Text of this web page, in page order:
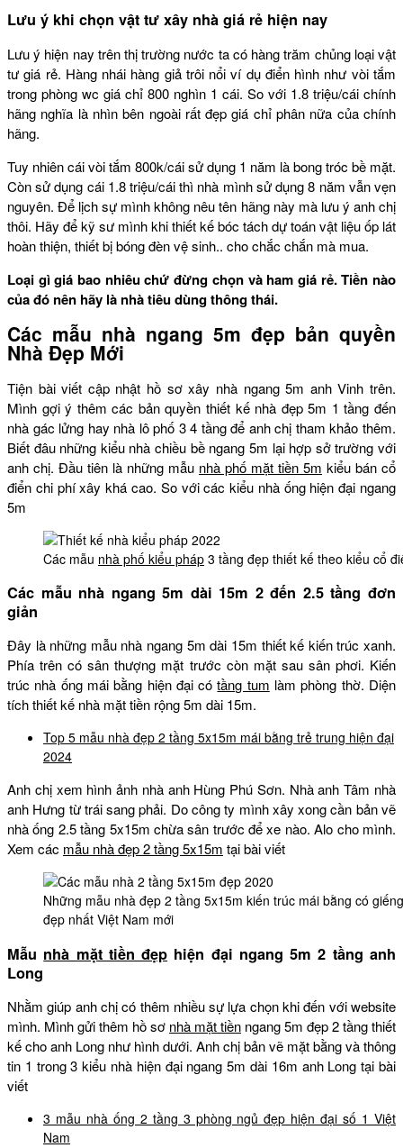
Lưu ý khi chọn vật tư xây nhà giá rẻ hiện nay
Lưu ý hiện nay trên thị trường nước ta có hàng trăm chủng loại vật
tư giá rẻ. Hàng nhái hàng giả trôi nổi ví dụ điển hình như vòi tắm
trong phòng wc giá chỉ 800 nghìn 1 cái. So với 1.8 triệu/cái chính
hãng nghĩa là nhìn bên ngoài rất đẹp giá chỉ phân nữa của chính
hãng.
Tuy nhiên cái vòi tắm 800k/cái sử dụng 1 năm là bong tróc bề mặt.
Còn sử dụng cái 1.8 triệu/cái thì nhà mình sử dụng 8 năm vẫn vẹn
nguyên. Để lịch sự mình không nêu tên hãng này mà lưu ý anh chị
thôi. Hãy để kỹ sư mình khi thiết kế bóc tách dự toán vật liệu ốp lát
hoàn thiện, thiết bị bóng đèn vệ sinh.. cho chắc chắn mà mua.
Loại gì giá bao nhiêu chứ đừng chọn và ham giá rẻ. Tiền nào
của đó nên hãy là nhà tiêu dùng thông thái.
Các mẫu nhà ngang 5m đẹp bản quyền
Nhà Đẹp Mới
Tiện bài viết cập nhật hồ sơ xây nhà ngang 5m anh Vinh trên.
Mình gợi ý thêm các bản quyền thiết kế nhà đẹp 5m 1 tầng đến
nhà gác lửng hay nhà lô phố 3 4 tầng để anh chị tham khảo thêm.
Biết đâu những kiểu nhà chiều bề ngang 5m lại hợp sở trường với
anh chị. Đầu tiên là những mẫu nhà phố mặt tiền 5m kiểu bán cổ
điển chi phí xây khá cao. So với các kiểu nhà ống hiện đại ngang
5m
Các mẫu nhà phố kiểu pháp 3 tầng đẹp thiết kế theo kiểu cổ
Các mẫu nhà ngang 5m dài 15m 2 đến 2.5 tầng đơn
giản
Đây là những mẫu nhà ngang 5m dài 15m thiết kế kiến trúc xanh.
Phía trên có sân thượng mặt trước còn mặt sau sân phơi. Kiến
trúc nhà ống mái bằng hiện đại cótầng tum làm phòng thờ. Diện
tích thiết kế nhà mặt tiền rộng 5m dài 15m.
Top 5 mẫu nhà đẹp 2 tầng 5x15m mái bằng trẻ trung hiện đại
2024
Anh chị xem hình ảnh nhà anh Hùng Phú Sơn. Nhà anh Tâm nhà
anh Hưng từ trái sang phải. Do công ty mình xây xong cần bản vẽ
nhà ống 2.5 tầng 5x15m chừa sân trước để xe nào. Alo cho mình.
Xem các mẫu nhà đẹp 2 tầng 5x15m tại bài viết
Những mẫu nhà đẹp 2 tầng 5x15m kiến trúc mái bằng có
đẹp nhất Việt Nam mới
Mẫu nhà mặt tiền đẹp hiện đại ngang 5m 2 tầng anh
Long
Nhằm giúp anh chị có thêm nhiều sự lựa chọn khi đến với website
mình. Mình gửi thêm hồ sơ nhà mặt tiền ngang 5m đẹp 2 tầng thiết
kế cho anh Long như hình dưới. Anh chị bản vẽ mặt bằng và thông
tin 1 trong 3 kiểu nhà hiện đại ngang 5m dài 16m anh Long tại bài
viết
3 mẫu nhà ống 2 tầng 3 phòng ngủ đẹp hiện đại số 1 Việt
Nam